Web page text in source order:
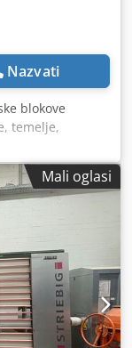
Nazvati
blokove
temelje,
prešanje
500 litara
N Nmj
mm Trajanje
Napon
x 1,85m Masa
motora
metra/sat
Mali oglasi